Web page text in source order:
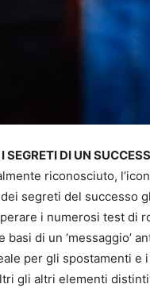
SEGRETI DI UN
riconosciuto,
segreti del successo
i numerosi test di
basi di un ‘messaggio’
per gli spostamenti e
gli altri elementi